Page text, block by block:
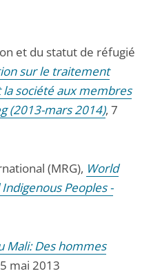
et du statut de réfugié
sur le traitement
société aux membres
(2013-mars 2014), 7
(MRG), World
Peoples -
Mali: Des hommes
mai 2013